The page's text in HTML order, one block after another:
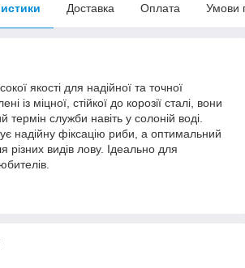
Доставка Оплата Умови
якості для надійної та точної
із міцної, стійкої до корозії сталі, вони
термін служби навіть у солоній воді.
надійну фіксацію риби, а оптимальний
різних видів лову. Ідеально для